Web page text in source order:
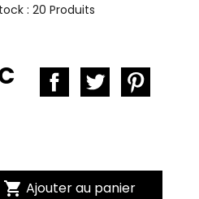
:20 Produits
shopping_cart Ajouter au panier